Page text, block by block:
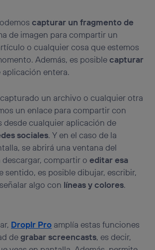
capturar un fragmento de
de imagen para compartir un
o cualquier cosa que estemos
Además, es posiblecapturar
aplicación entera.
un archivo o cualquier otra
un enlace para compartir con
desde cualquier aplicación de
sociales. Y en el caso de la
se abrirá una ventana del
descargar, compartir oeditar esa
sentido, es posible dibujar, escribir,
algo con líneas y colores.
Droplr Pro amplía estas funciones
degrabar screencasts, es decir,